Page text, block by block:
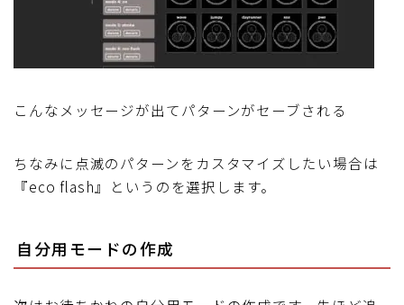
こんなメッセージが出てパターンがセーブされる
ちなみに点滅のパターンをカスタマイズしたい場合は
『eco flash』というのを選択します。
自分用モードの作成